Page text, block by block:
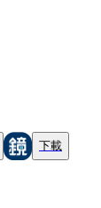
下載